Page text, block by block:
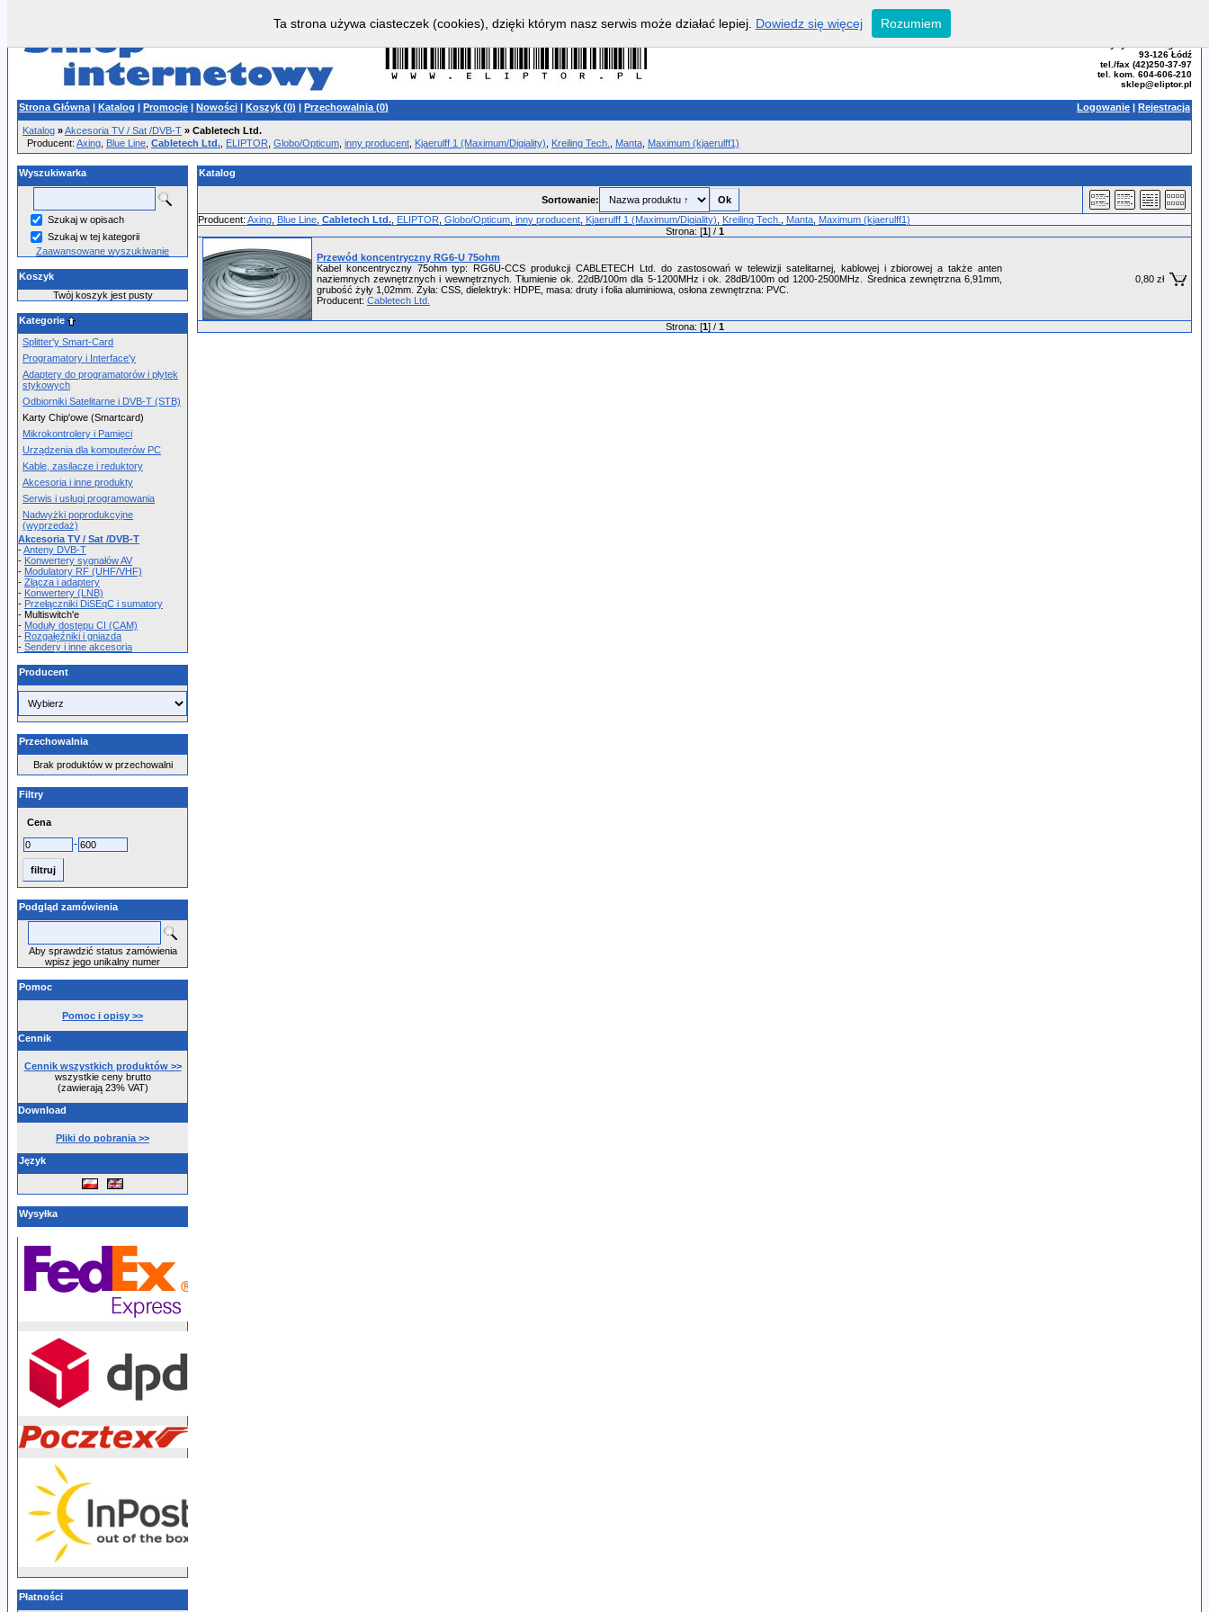
93-126 Łódź
tel./fax (42)250-37-97
tel. kom. 604-606-210
sklep@eliptor.pl
Strona Główna | Katalog | Promocje | Nowości | Koszyk (0) | Przechowalnia (0) Logowanie | Rejestracja
Katalog »Akcesoria TV / Sat /DVB-T » Cabletech Ltd.
Producent: Axing Blue Line Cabletech Ltd. ELIPTOR Globo/Opticum inny producent Kjaerulff 1 (Maximum/Digiality) Kreiling Tech. Manta Maximum (kjaerulff1)
Wyszukiwarka
Szukaj w opisach
Szukaj w tej kategorii
Zaawansowane wyszukiwanie
Koszyk
Twój koszyk jest pusty
Kategorie
Splitter'y Smart-Card
Programatory i Interface'y
Adaptery do programatorów i płytek
stykowych
Odbiorniki Satelitarne i DVB-T (STB)
Karty Chip'owe (Smartcard)
Mikrokontrolery i Pamięci
Urządzenia dla komputerów PC
Kable, zasilacze i reduktory
Akcesoria i inne produkty
Serwis i usługi programowania
Nadwyżki poprodukcyjne
(wyprzedaż)
Akcesoria TV / Sat /DVB-T
-Anteny DVB-T
- Konwertery sygnałów AV
- Modulatory RF (UHF/VHF)
- Złącza i adaptery
- Konwertery (LNB)
- Przełączniki DiSEqC i sumatory
- Multiswitch'e
- Moduły dostępu CI (CAM)
- Rozgałęźniki i gniazda
- Sendery i inne akcesoria
Producent
Przechowalnia
Brak produktów w przechowalni
Filtry
Cena
-
Podgląd zamówienia
Aby sprawdzić status zamówienia
wpisz jego unikalny numer
Pomoc
Pomoc i opisy >>
Cennik
Cennik wszystkich produktów >>
wszystkie ceny brutto
(zawierają 23% VAT)
Download
Pliki do pobrania >>
Język
Wysyłka
Płatności
Katalog
Sortowanie:
Producent: Axing Blue Line Cabletech Ltd. ELIPTOR Globo/Opticum inny producent Kjaerulff 1 (Maximum/Digiality) Kreiling Tech. Manta Maximum (kjaerulff1)
Strona: [1] / 1
Przewód koncentryczny RG6-U 75ohm
Kabel koncentryczny 75ohm typ: RG6U-CCS produkcji CABLETECH Ltd. do zastosowań w telewizji satelitarnej, kablowej i zbiorowej a także anten
naziemnych zewnętrznych i wewnętrznych. Tłumienie ok. 22dB/100m dla 5-1200MHz i ok. 28dB/100m od 1200-2500MHz. Średnica zewnętrzna 6,91mm,
grubość żyły 1,02mm. Żyła: CSS, dielektryk: HDPE, masa: druty i folia aluminiowa, osłona zewnętrzna: PVC.
Producent: Cabletech Ltd.
0,80 zł
Strona: [1] / 1
Ta strona używa ciasteczek (cookies), dzięki którym nasz serwis może działać lepiej. Dowiedz się więcej Rozumiem